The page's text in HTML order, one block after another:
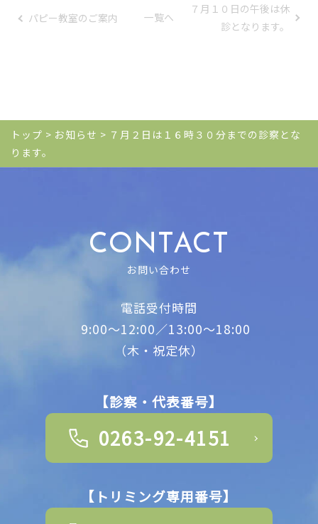
パピー教室のご案内 一覧へ
７月１０日の午後は休
診となります。
トップ > お知らせ > ７月２日は１６時３０分までの診察とな
ります。
CONTACT
お問い合わせ
電話受付時間
9:00～12:00／13:00～18:00
（木・祝定休）
【診察・代表番号】
0263-92-4151
【トリミング専用番号】